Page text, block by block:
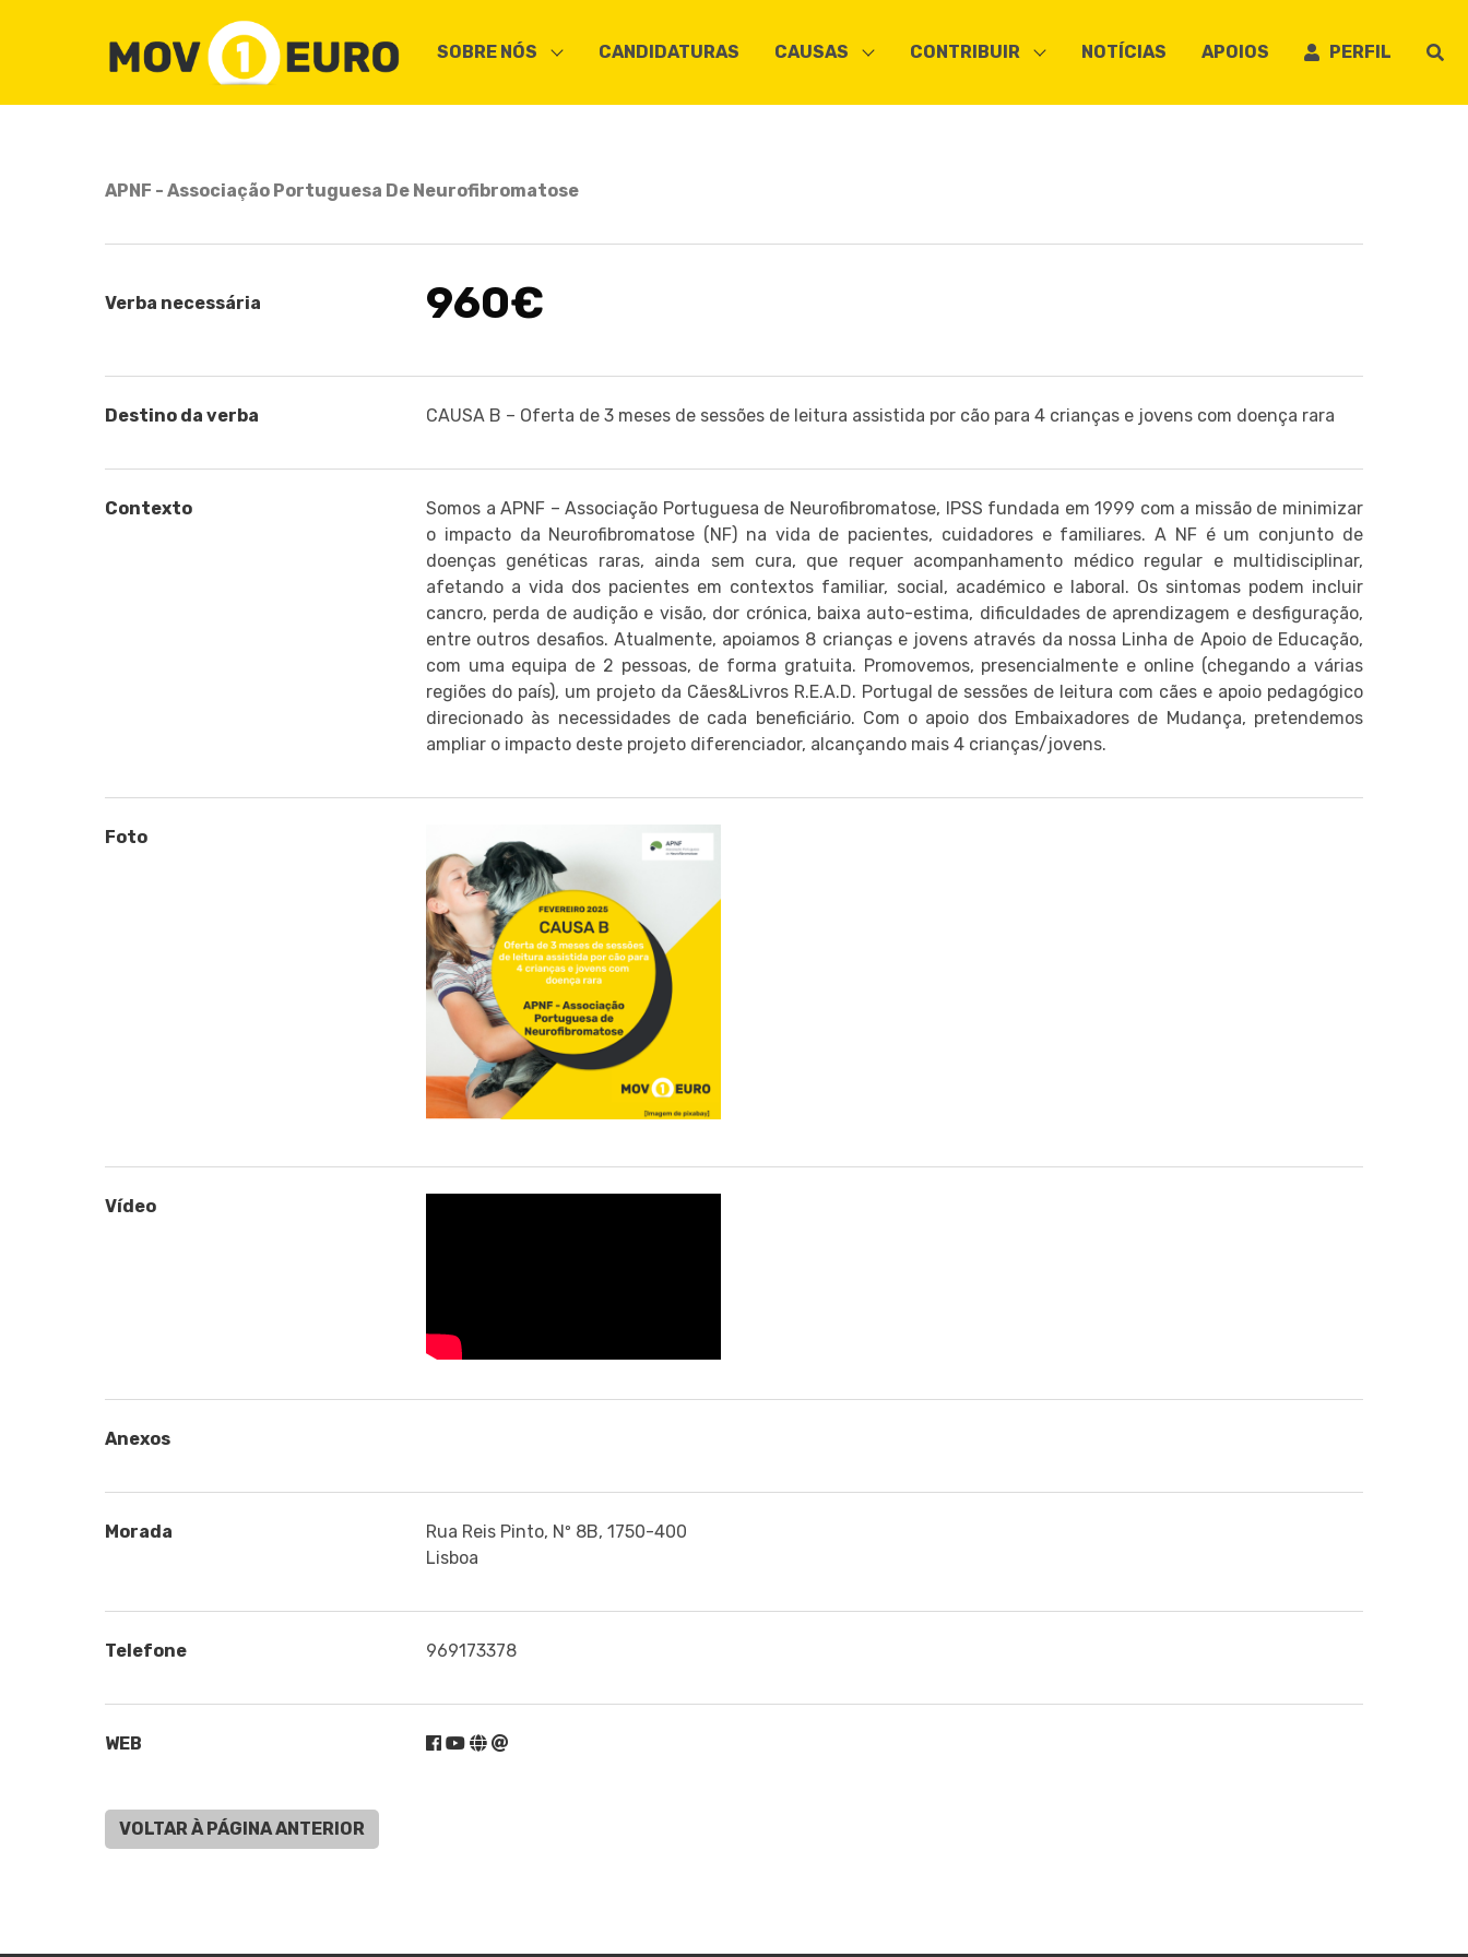
SOBRE NÓS CANDIDATURAS CAUSAS CONTRIBUIR NOTÍCIAS APOIOS PERFIL
APNF - Associação Portuguesa De Neurofibromatose
Verba necessária 960€
Destino da verba CAUSA B – Oferta de 3 meses de sessões de leitura assistida por cão para 4 crianças e jovens com doença rara
Contexto
Somos a APNF – Associação Portuguesa de Neurofibromatose, IPSS fundada em 1999 com a missão de minimizar
o impacto da Neurofibromatose (NF) na vida de pacientes, cuidadores e familiares. A NF é um conjunto de
doenças genéticas raras, ainda sem cura, que requer acompanhamento médico regular e multidisciplinar,
afetando a vida dos pacientes em contextos familiar, social, académico e laboral. Os sintomas podem incluir
cancro, perda de audição e visão, dor crónica, baixa auto-estima, dificuldades de aprendizagem e desfiguração,
entre outros desafios. Atualmente, apoiamos 8 crianças e jovens através da nossa Linha de Apoio de Educação,
com uma equipa de 2 pessoas, de forma gratuita. Promovemos, presencialmente e online (chegando a várias
regiões do país), um projeto da Cães&Livros R.E.A.D. Portugal de sessões de leitura com cães e apoio pedagógico
direcionado às necessidades de cada beneficiário. Com o apoio dos Embaixadores de Mudança, pretendemos
ampliar o impacto deste projeto diferenciador, alcançando mais 4 crianças/jovens.
Foto
Vídeo
Anexos
Morada
Rua Reis Pinto, Nº 8B, 1750-400
Lisboa
Telefone 969173378
WEB
VOLTAR À PÁGINA ANTERIOR